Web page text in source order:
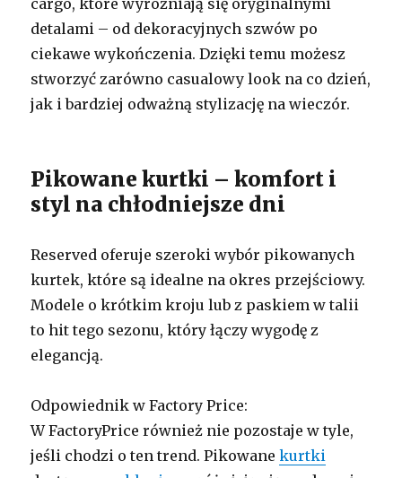
detalami – od dekoracyjnych szwów po
ciekawe wykończenia. Dzięki temu możesz
stworzyć zarówno casualowy look na co dzień,
jak i bardziej odważną stylizację na wieczór.
Pikowane kurtki – komfort i
styl na chłodniejsze dni
Reserved oferuje szeroki wybór pikowanych
kurtek, które są idealne na okres przejściowy.
Modele o krótkim kroju lub z paskiem w talii
to hit tego sezonu, który łączy wygodę z
elegancją.
Odpowiednik w Factory Price:
W FactoryPrice również nie pozostaje w tyle,
jeśli chodzi o ten trend. Pikowanekurtki